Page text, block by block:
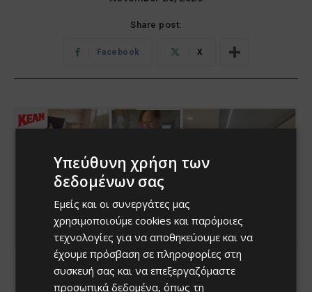
Υπεύθυνη χρήση των
δεδομένων σας
Εμείς και οι συνεργάτες μας
χρησιμοποιούμε cookies και παρόμοιες
τεχνολογίες για να αποθηκεύουμε και να
έχουμε πρόσβαση σε πληροφορίες στη
συσκευή σας και να επεξεργαζόμαστε
προσωπικά δεδομένα, όπως τη